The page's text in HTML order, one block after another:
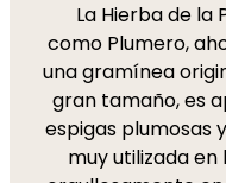
La Hierba de la
como Plumero,
una gramínea
gran tamaño, es
espigas plumosas
muy utilizada